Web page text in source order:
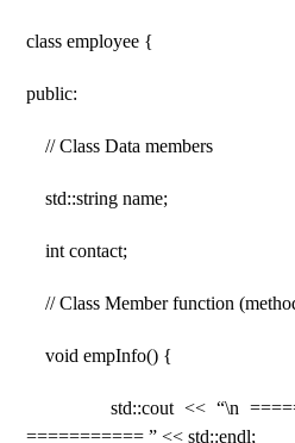
class employee {
public:
// Class Data members
std::string name;
int contact;
// Class Member function
void empInfo() {
std::cout << “\n
=========== ” << std::endl;